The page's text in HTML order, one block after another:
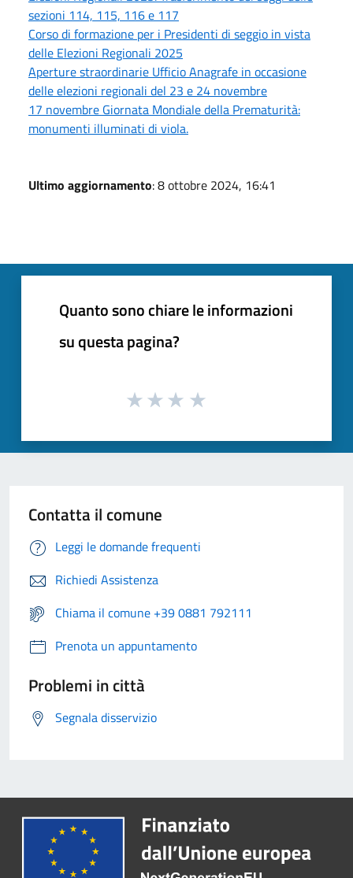
sezioni 114, 115, 116 e 117
Corso di formazione per i Presidenti di seggio in vista
delle Elezioni Regionali 2025
Aperture straordinarie Ufficio Anagrafe in occasione
delle elezioni regionali del 23 e 24 novembre
17 novembre Giornata Mondiale della Prematurità:
monumenti illuminati di viola.
Ultimo aggiornamento: 8 ottobre 2024, 16:41
Quanto sono chiare le informazioni
su questa pagina?
Contatta il comune
Leggi le domande frequenti
Richiedi Assistenza
Chiama il comune +39 0881 792111
Prenota un appuntamento
Problemi in città
Segnala disservizio